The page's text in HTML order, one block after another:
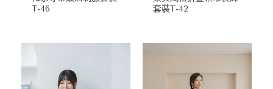
T-46
套裝T-42